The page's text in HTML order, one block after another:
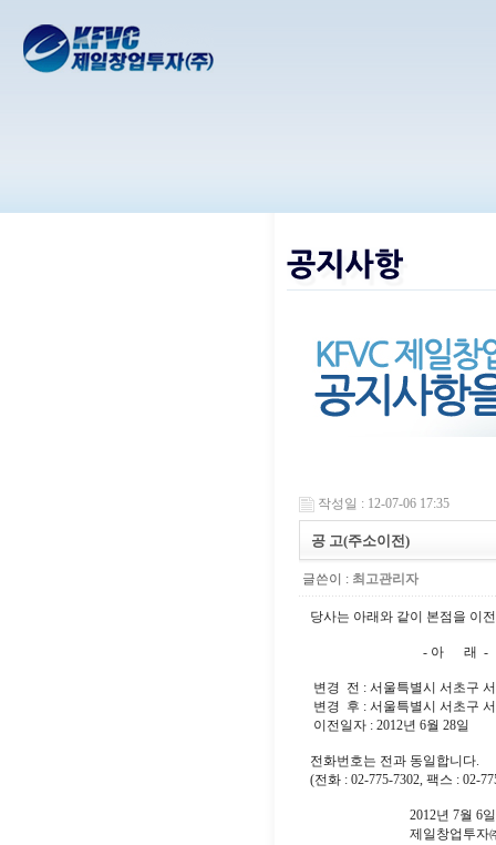
작성일 : 12-07-06 17:35
공 고(주소이전)
글쓴이 : 최고관리자
당사는 아래와 같이 본점을 이
- 아 래 -
변경 전 : 서울특별시 서초구
변경 후 : 서울특별시 서초구
이전일자 : 2012년 6월 28일
전화번호는 전과 동일합니다.
(전화 : 02-775-7302, 팩스 : 02-
2012년 7월 6일
제일창업투자